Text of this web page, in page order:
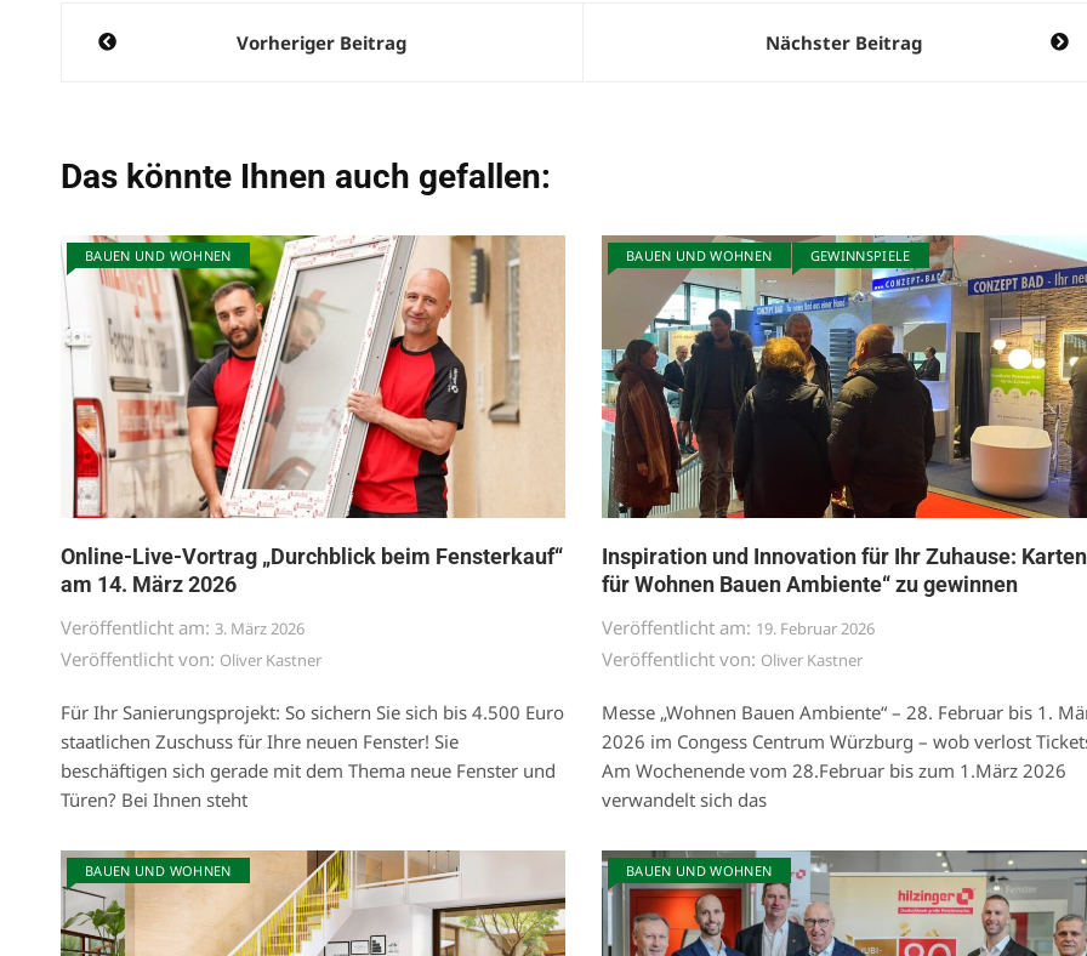
Beitragsnavigation
Vorheriger Beitrag Nächster Beitrag
Das könnte Ihnen auch gefallen:
BAUEN UND WOHNEN
Online-Live-Vortrag „Durchblick beim Fensterkauf“
am 14. März 2026
Veröffentlicht am: 3. März 2026
Veröffentlicht von: Oliver Kastner
Für Ihr Sanierungsprojekt: So sichern Sie sich bis 4.500 Euro
staatlichen Zuschuss für Ihre neuen Fenster! Sie
beschäftigen sich gerade mit dem Thema neue Fenster und
Türen? Bei Ihnen steht
BAUEN UND WOHNEN GEWINNSPIELE
Inspiration und Innovation für Ihr Zuhause: Karten
für Wohnen Bauen Ambiente“ zu gewinnen
Veröffentlicht am: 19. Februar 2026
Veröffentlicht von: Oliver Kastner
Messe „Wohnen Bauen Ambiente“ – 28. Februar bis 1.
2026 im Congess Centrum Würzburg – wob verlost
Am Wochenende vom 28.Februar bis zum 1.März 2026
verwandelt sich das
BAUEN UND WOHNEN BAUEN UND WOHNEN